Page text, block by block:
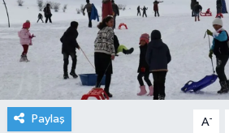
Paylaş A-